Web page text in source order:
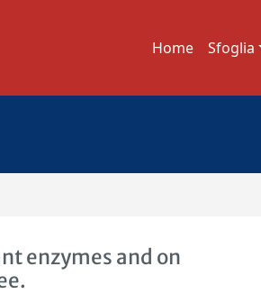
Home Sfoglia
enzymes and on